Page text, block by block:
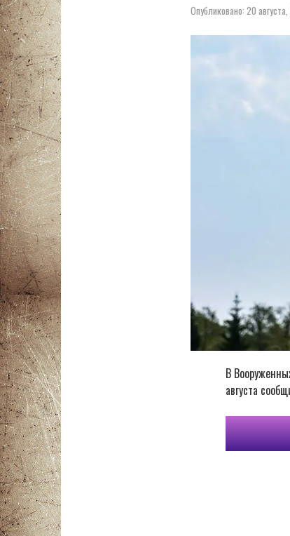
Опубликовано: 20
В
августа